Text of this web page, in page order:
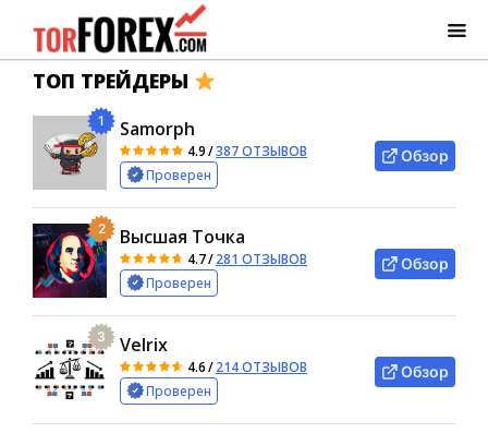
ТОП ТРЕЙДЕРЫ
1 Samorph
4.9/387 ОТЗЫВОВ
Проверен
Обзор
2 Высшая Точка
4.7/281 ОТЗЫВОВ
Проверен
Обзор
3 Velrix
4.6/214 ОТЗЫВОВ
Проверен
Обзор